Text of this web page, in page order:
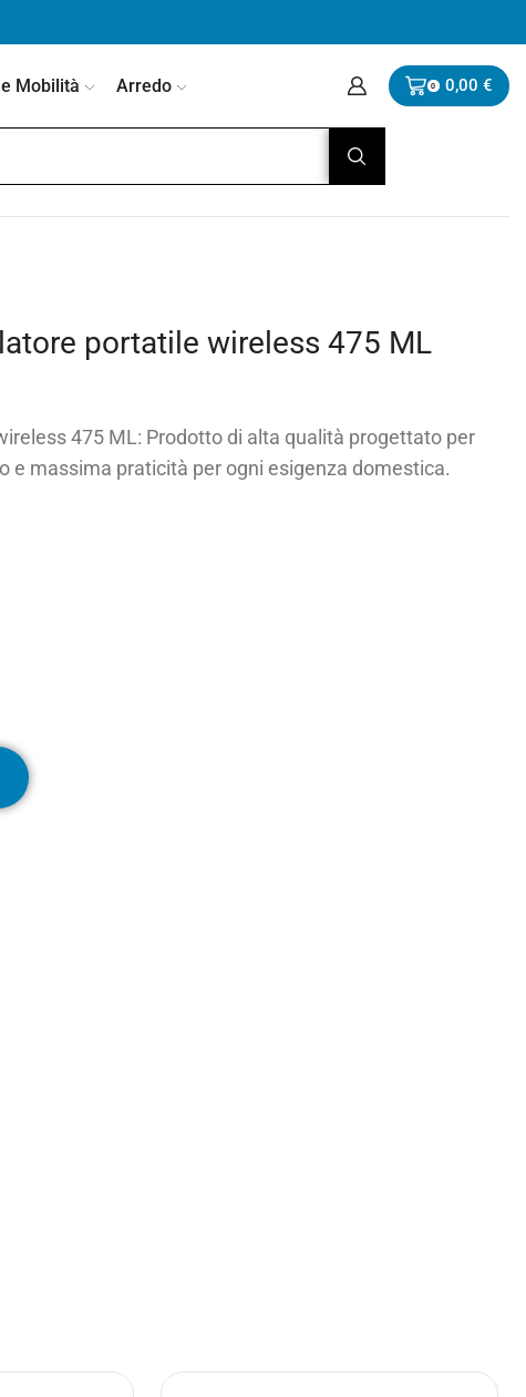
Mobilità Arredo 0 0,00 €
portatile wireless 475 ML
475 ML: Prodotto di alta qualità progettato per
e massima praticità per ogni esigenza domestica.